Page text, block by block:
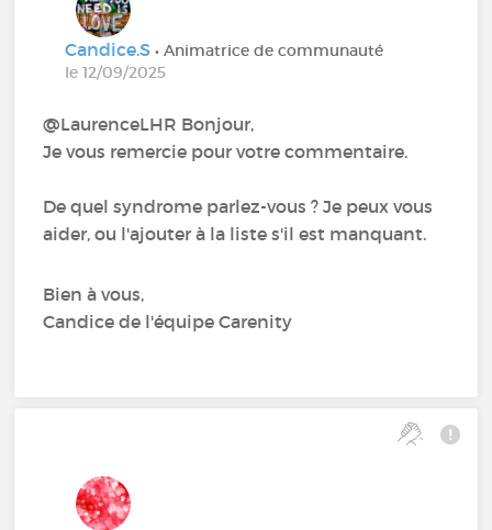
Candice.S• Animatrice de communauté
le 12/09/2025
@LaurenceLHR Bonjour,
Je vous remercie pour votre commentaire.
De quel syndrome parlez-vous ? Je peux vous
aider, ou l'ajouter à la liste s'il est manquant.
Bien à vous,
Candice de l'équipe Carenity